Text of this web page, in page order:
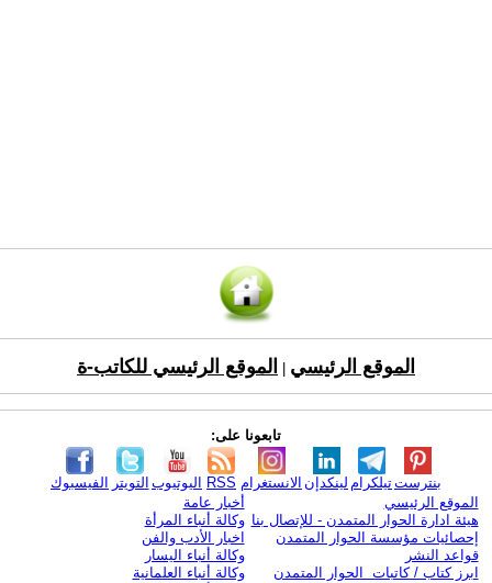
الموقع الرئيسي الموقع الرئيسي للكاتب-ة
تابعونا على:
الفيسبوك التويتر اليوتيوب RSS الانستغرام لينكدإن تيلكرامبنترست
الموقع الرئيسي
هيئة ادارة الحوار المتمدن - للإتصال بنا
إحصائيات مؤسسة الحوار المتمدن
قواعد النشر
ابرز كتاب / كاتبات الحوار المتمدن
أخبار عامة
وكالة أنباء المرأة
اخبار الأدب والفن
وكالة أنباء اليسار
وكالة أنباء العلمانية